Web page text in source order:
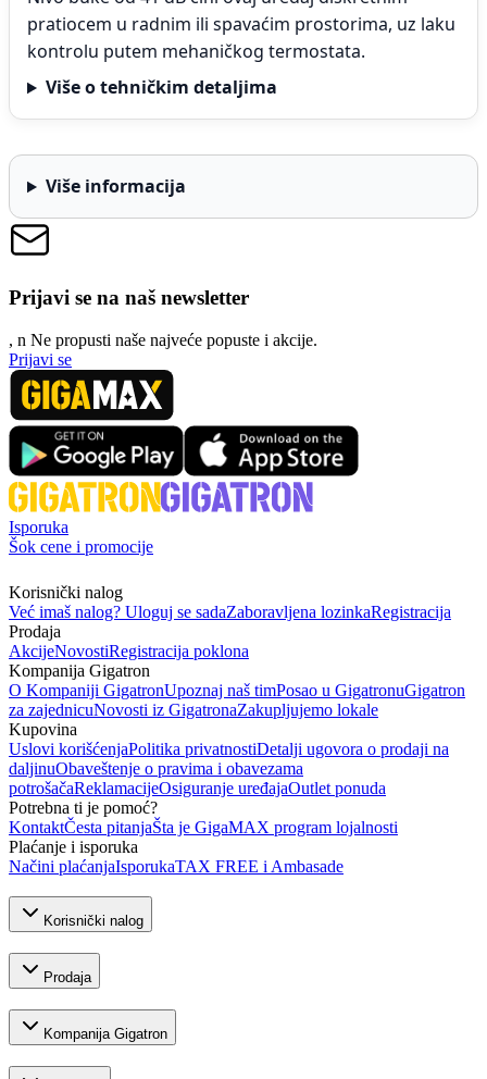
pratiocem u radnim ili spavaćim prostorima, uz laku
kontrolu putem mehaničkog termostata.
Više o tehničkim detaljima
Više informacija
Prijavi se na naš newsletter
, n Ne propusti naše najveće popuste i akcije.
Prijavi se
Isporuka
Šok cene i promocije
Korisnički nalog
Već imaš nalog? Uloguj se sadaZaboravljena lozinkaRegistracija
Prodaja
AkcijeNovostiRegistracija poklona
Kompanija Gigatron
O Kompaniji GigatronUpoznaj naš timPosao u GigatronuGigatron
za zajednicuNovosti iz GigatronaZakupljujemo lokale
Kupovina
Uslovi korišćenjaPolitika privatnostiDetalji ugovora o prodaji na
daljinuObaveštenje o pravima i obavezama
potrošačaReklamacijeOsiguranje uređajaOutlet ponuda
Potrebna ti je pomoć?
KontaktČesta pitanjaŠta je GigaMAX program lojalnosti
Plaćanje i isporuka
Načini plaćanjaIsporukaTAX FREE i Ambasade
Korisnički nalog
Prodaja
Kompanija Gigatron